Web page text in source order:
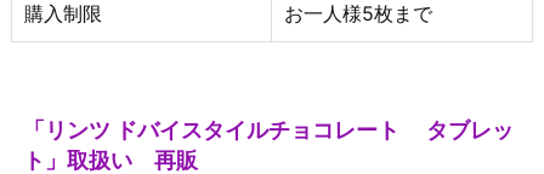
購入制限 お一人様5枚まで
「リンツ ドバイスタイルチョコレート タブレッ
ト」取扱い 再販